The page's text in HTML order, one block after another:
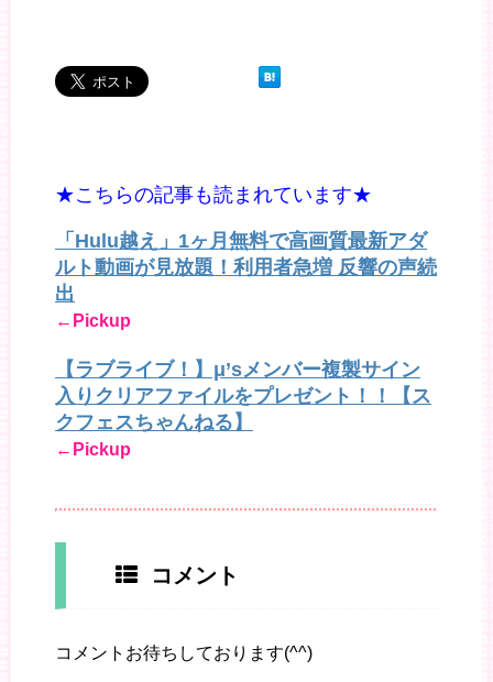
★こちらの記事も読まれています★
「Hulu越え」1ヶ月無料で高画質最新アダ
ルト動画が見放題！利用者急増 反響の声続
出
←Pickup
【ラブライブ！】μ’sメンバー複製サイン
入りクリアファイルをプレゼント！！【ス
クフェスちゃんねる】
←Pickup
コメント
コメントお待ちしております(^^)